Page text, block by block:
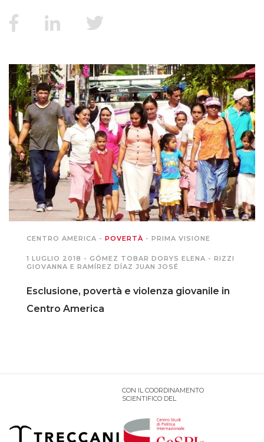
PUNTI DI VISTA
MONDO IN CIFRE
NAVIGANDO IN RETE
PODCAST EVENTI
AUTORI
CENTRO AMERICA - POVERTÀ - PRIMA VISIONE
1 LUGLIO 2018 - GÓMEZ TOBAR DORYS ELENA - RIZZI
GIOVANNA E RAMÍREZ DÍAZ JUAN JOSÉ
Esclusione, povertà e violenza giovanile in
Centro America
CON IL COORDINAMENTO
SCIENTIFICO DEL